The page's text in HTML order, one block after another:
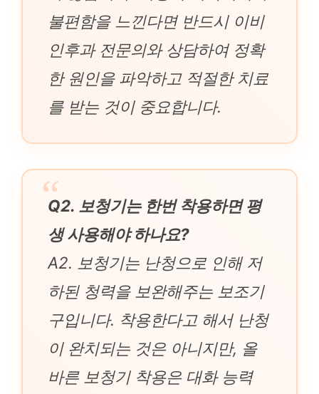
불편함을 느낀다면 반드시 이비
인후과 전문의와 상담하여 정확
한 원인을 파악하고 적절한 치료
를 받는 것이 중요합니다.
Q2. 보청기는 한번 착용하면 평
생 사용해야 하나요?
A2. 보청기는 난청으로 인해 저
하된 청력을 보완해주는 보조기
구입니다. 착용한다고 해서 난청
이 완치되는 것은 아니지만, 올
바른 보청기 착용은 대화 능력